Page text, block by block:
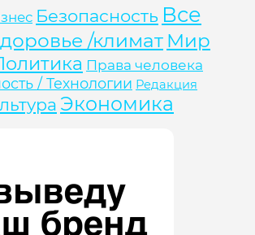
Безопасность Все
/климат Мир
Права человека
/ Технологии Редакция
Экономика